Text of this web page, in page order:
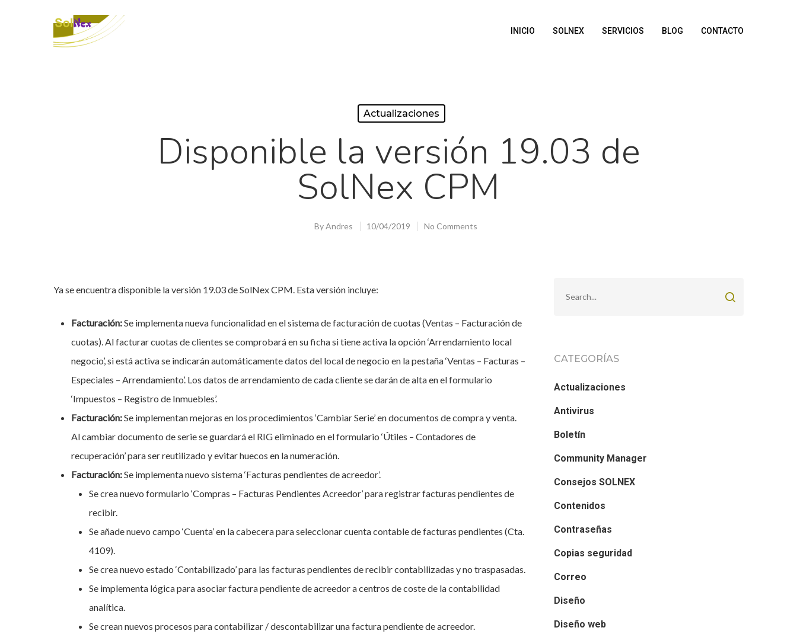
INICIO SOLNEX SERVICIOS BLOG CONTACTO
Actualizaciones
Disponible la versión 19.03 de
SolNex CPM
ByAndres 10/04/2019 No Comments
Ya se encuentra disponible la versión 19.03 de SolNex CPM. Esta versión incluye:
Facturación:Se implementa nueva funcionalidad en el sistema de facturación de cuotas (Ventas – Facturación de
cuotas). Al facturar cuotas de clientes se comprobará en su ficha si tiene activa la opción ‘Arrendamiento local
negocio’, si está activa se indicarán automáticamente datos del local de negocio en la pestaña ‘Ventas – Facturas –
Especiales – Arrendamiento’. Los datos de arrendamiento de cada cliente se darán de alta en el formulario
‘Impuestos – Registro de Inmuebles’.
Facturación:Se implementan mejoras en los procedimientos ‘Cambiar Serie’ en documentos de compra y venta.
Al cambiar documento de serie se guardará el RIG eliminado en el formulario ‘Útiles – Contadores de
recuperación’ para ser reutilizado y evitar huecos en la numeración.
Facturación:Se implementa nuevo sistema ‘Facturas pendientes de acreedor’.
Se crea nuevo formulario ‘Compras – Facturas Pendientes Acreedor’ para registrar facturas pendientes de
recibir.
Se añade nuevo campo ‘Cuenta’ en la cabecera para seleccionar cuenta contable de facturas pendientes (Cta.
4109).
Se crea nuevo estado ‘Contabilizado’ para las facturas pendientes de recibir contabilizadas y no traspasadas.
Se implementa lógica para asociar factura pendiente de acreedor a centros de coste de la contabilidad
analítica.
Se crean nuevos procesos para contabilizar / descontabilizar una factura pendiente de acreedor.
CATEGORÍAS
Actualizaciones
Antivirus
Boletín
Community Manager
Consejos SOLNEX
Contenidos
Contraseñas
Copias seguridad
Correo
Diseño
Diseño web